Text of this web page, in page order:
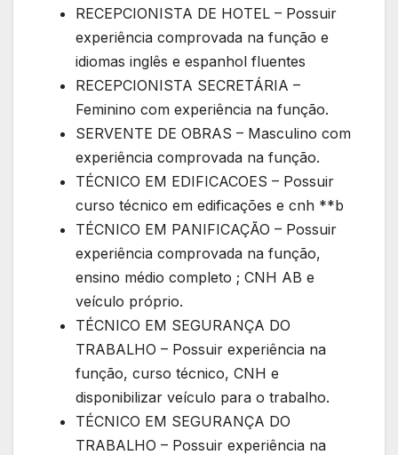
RECEPCIONISTA DE HOTEL – Possuir
experiência comprovada na função e
idiomas inglês e espanhol fluentes
RECEPCIONISTA SECRETÁRIA –
Feminino com experiência na função.
SERVENTE DE OBRAS – Masculino com
experiência comprovada na função.
TÉCNICO EM EDIFICACOES – Possuir
curso técnico em edificações e cnh **b
TÉCNICO EM PANIFICAÇÃO – Possuir
experiência comprovada na função,
ensino médio completo ; CNH AB e
veículo próprio.
TÉCNICO EM SEGURANÇA DO
TRABALHO – Possuir experiência na
função, curso técnico, CNH e
disponibilizar veículo para o trabalho.
TÉCNICO EM SEGURANÇA DO
TRABALHO – Possuir experiência na